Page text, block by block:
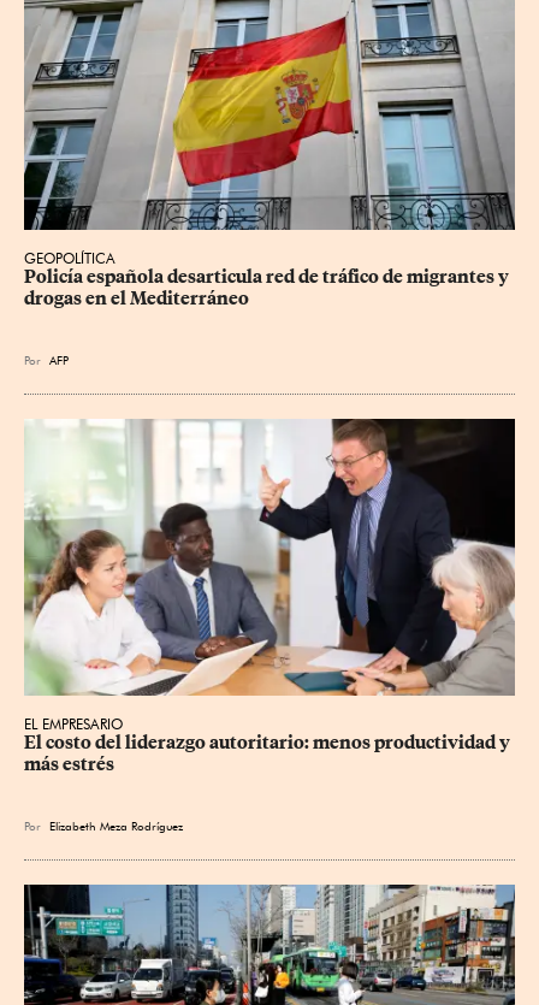
GEOPOLÍTICA
Policía española desarticula red de tráfico de migrantes y
drogas en el Mediterráneo
Por AFP
EL EMPRESARIO
El costo del liderazgo autoritario: menos productividad y
más estrés
Por Elizabeth Meza Rodríguez